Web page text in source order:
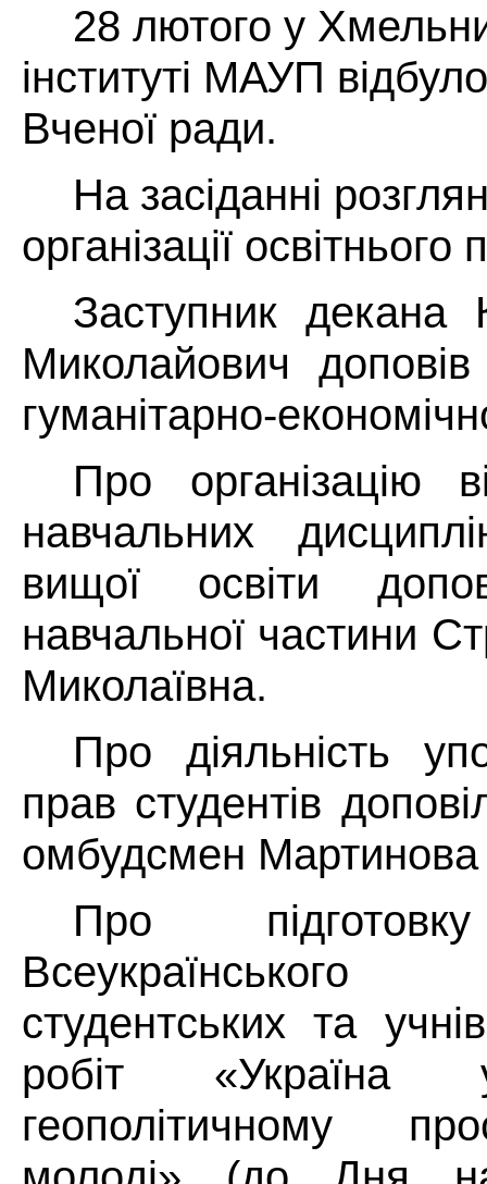
28 лютого у
інституті МАУП
Вченої ради.
На засіданні
організації освітнього
Заступник декана
Миколайович
гуманітарно-
Про організацію
навчальних
вищої освіти
навчальної частини
Миколаївна.
Про діяльність
прав студентів
омбудсмен Мартинова
Про
студентських та
робіт «Україна
геополітичному